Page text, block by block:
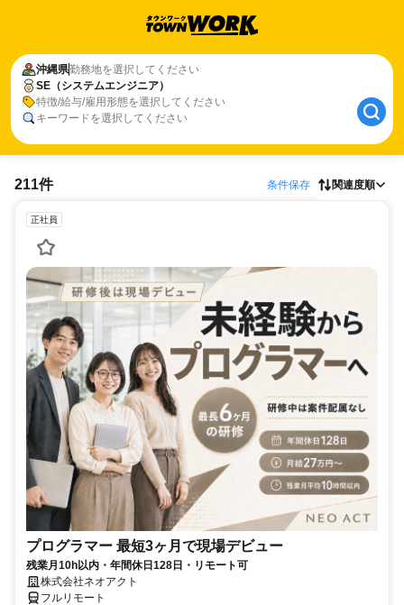
沖縄県勤務地を選択してください
SE（システムエンジニア）
特徴/給与/雇用形態を選択してください
キーワードを選択してください
211件 条件保存 関連度順
正社員
プログラマー 最短3ヶ月で現場デビュー
残業月10h以内・年間休日128日・リモート可
株式会社ネオアクト
フルリモート